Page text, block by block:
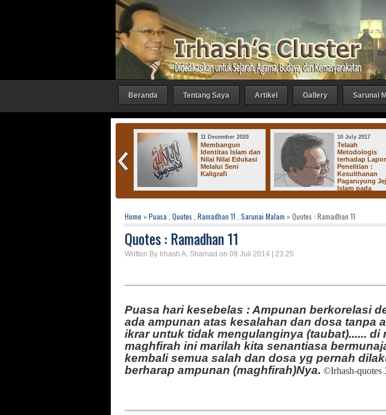
Beranda Tentang Saya Artikel Gallery Sarunai
11 December 2020
Membangun
Identitas Islam dan
Nilai Nilai Edukasi
Melalui Seni
Kaligrafi
10 July 2017
Telaah
Metodologis
terhadap
Penelitian :
Kesulthanan
Pagaruyung
Islam pada
Home »Puasa Quotes Ramadhan 11 Sarunai Malam » Quotes : Ramadhan 11
Quotes : Ramadhan 11
Written By Irhash A. Shamad on 09 Juli 2014 | 23.25
Puasa hari kesebelas : Ampunan berkorelasi
ada ampunan atas kesalahan dan dosa tanpa
ikrar untuk tidak mengulanginya (taubat)...... di
maghfirah ini marilah kita senantiasa
kembali semua salah dan dosa yg pernah
berharap ampunan (maghfirah)Nya. ©Irhash-quotes